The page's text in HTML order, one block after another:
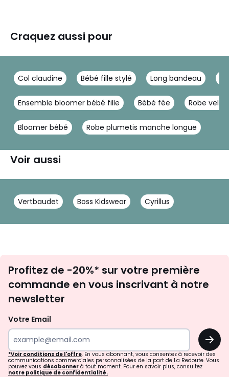
Craquez aussi pour
Col claudine Bébé fille stylé Long bandeau
Ensemble bloomer bébé fille Bébé fée Robe
Bloomer bébé Robe plumetis manche longue
Voir aussi
Vertbaudet Boss Kidswear Cyrillus
newsletter
Profitez de -20%* sur votre première
commande en vous inscrivant à notre
newsletter
Votre Email
OK
*Voir conditions de l'offre. En vous abonnant, vous consentez à recevoir des
communications commerciales personnalisées de la part de La Redoute. Vous
pouvez vous désabonner à tout moment. Pour en savoir plus, consultez
notre politique de confidentialité.